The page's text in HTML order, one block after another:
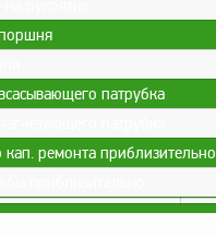
патрубка
кап. ремонта приблизительно